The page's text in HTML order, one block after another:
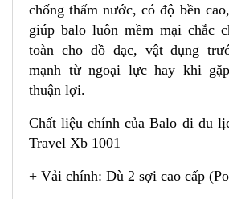
chống thấm nước, có độ bền
giúp balo luôn mềm mại chắc
toàn cho đồ đạc, vật dụng
mạnh từ ngoại lực hay khi
thuận lợi.
Chất liệu chính của Balo đi du
Travel Xb 1001
+ Vải chính: Dù 2 sợi cao cấp